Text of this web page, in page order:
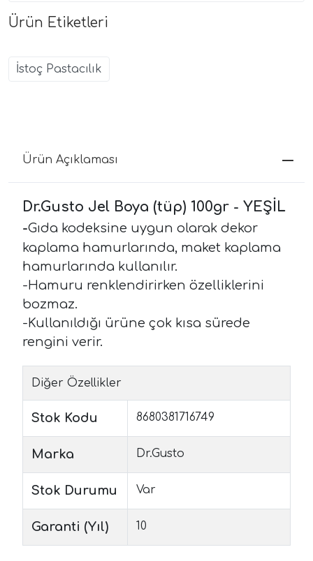
Ürün Etiketleri
İstoç Pastacılık
Ürün Açıklaması
Dr.Gusto Jel Boya (tüp) 100gr - YEŞİL
-Gıda kodeksine uygun olarak dekor
kaplama hamurlarında, maket kaplama
hamurlarında kullanılır.
-Hamuru renklendirirken özelliklerini
bozmaz.
-Kullanıldığı ürüne çok kısa sürede
rengini verir.
Diğer Özellikler
Stok Kodu 8680381716749
Marka Dr.Gusto
Stok Durumu Var
Garanti (Yıl) 10